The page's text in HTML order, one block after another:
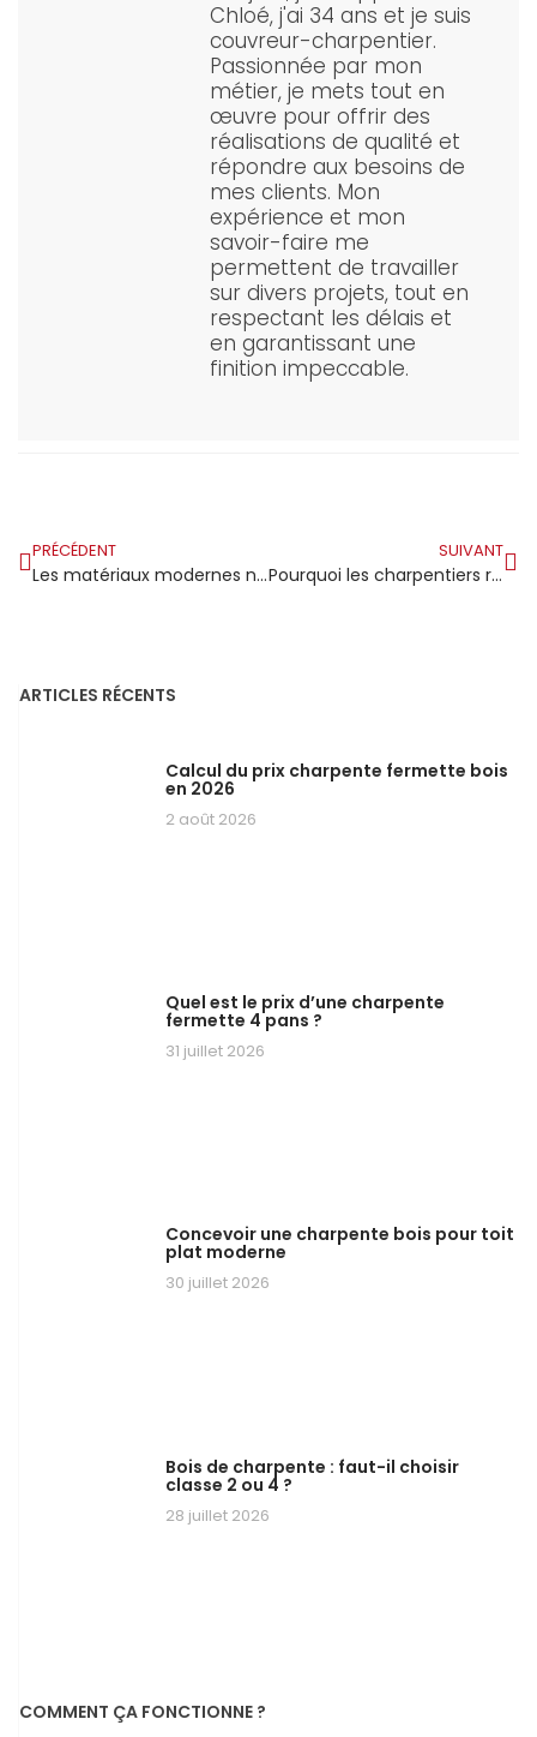
Chloé, j'ai 34 ans et je suis
couvreur-charpentier.
Passionnée par mon
métier, je mets tout en
œuvre pour offrir des
réalisations de qualité et
répondre aux besoins de
mes clients. Mon
expérience et mon
savoir-faire me
permettent de travailler
sur divers projets, tout en
respectant les délais et
en garantissant une
finition impeccable.
PRÉCÉDENT
Les matériaux modernes ne conviennent pas à toutes les charpentes
SUIVANT
Pourquoi les charpentiers réutilisent davantage le vieux bois ?
ARTICLES RÉCENTS
Calcul du prix charpente fermette bois
en 2026
2 août 2026
Quel est le prix d’une charpente
fermette 4 pans ?
31 juillet 2026
Concevoir une charpente bois pour toit
plat moderne
30 juillet 2026
Bois de charpente : faut-il choisir
classe 2 ou 4 ?
28 juillet 2026
COMMENT ÇA FONCTIONNE ?